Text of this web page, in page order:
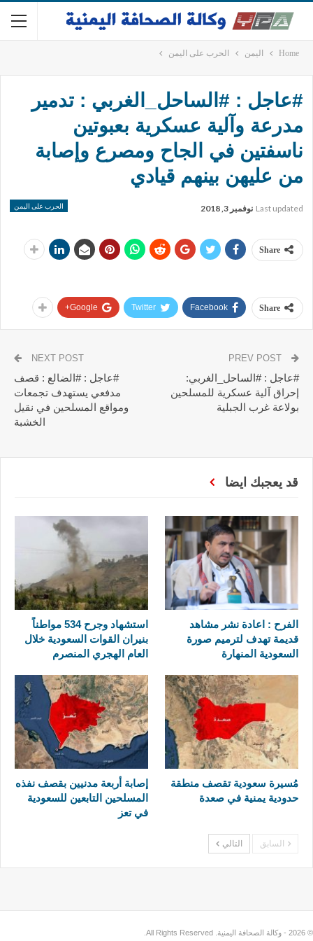
Home اليمن الحرب على اليمن
#عاجل : #الساحل_الغربي : تدمير
مدرعة وآلية عسكرية بعبوتين
ناسفتين في الجاح ومصرع وإصابة
من عليهن بينهم قيادي
الحرب على اليمن Last updated نوفمبر 3, 2018
Share
Share
Facebook
Twitter
Google+
#عاجل : #الساحل_الغربي:
إحراق آلية عسكرية للمسلحين
بولاعة غرب الجبلية
NEXT POST
#عاجل : #الضالع : قصف
مدفعي يستهدف تجمعات
ومواقع المسلحين في نقيل
الخشبة
قد يعجبك ايضا
الفرح : اعادة نشر مشاهد
قديمة تهدف لترميم صورة
السعودية المنهارة
استشهاد وجرح 534 مواطناً
بنيران القوات السعودية خلال
العام الهجري المنصرم
مُسيرة سعودية تقصف منطقة
حدودية يمنية في صعدة
إصابة أربعة مدنيين بقصف نفذه
المسلحين التابعين للسعودية
في تعز
السابق التالي
© 2026 - وكالة الصحافة اليمنية. All Rights Reserved.